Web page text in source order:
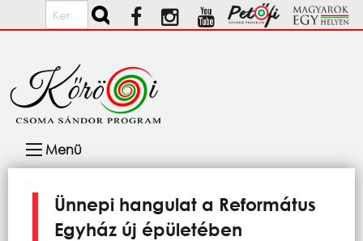
Ugrás a tartalomra
Keresés
navigáció
Menü
Ünnepi hangulat a Református
Egyház új épületében